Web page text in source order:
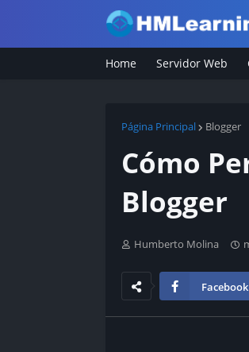
Home Servidor Web
Página Principal Blogger
Cómo
Blogger
Humberto Molina
Facebook